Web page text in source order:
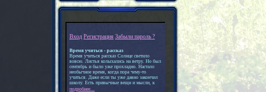
Вход Регистрация Забыли пароль ?
Время учиться - рассказ
Время учиться рассказ Солнце светило
вовсю. Листья колыхались на ветру. Но был
сентябрь и было уже прохладно. Настало
необычное время, когда пора чему-то
учиться. Даже если ты уже давно закончил
школу. Есть привычные вещи и мысли, к
подробнее...